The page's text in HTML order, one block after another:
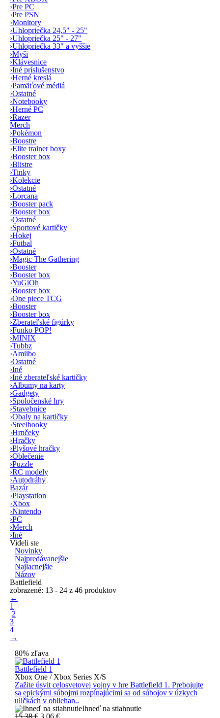
›Pre PC
›Pre PSN
›Monitory
›Uhlopriečka 24,5" - 25"
›Uhlopriečka 25" - 27"
›Uhlopriečka 33" a vyššie
›Myši
›Klávesnice
›Iné príslušenstvo
›Herné kreslá
›Pamäťové médiá
›Ostatné
›Notebooky
›Herné PC
›Razer
Merch
›Pokémon
›Boostre
›Elite trainer boxy
›Booster box
›Blistre
›Tinky
›Kolekcie
›Ostatné
›Lorcana
›Booster pack
›Booster box
›Ostatné
›Športové kartičky
›Hokej
›Futbal
›Ostatné
›Magic The Gathering
›Booster
›Booster box
›YuGiOh
›Booster box
›One piece TCG
›Booster
›Booster box
›Zberateľské figúrky
›Funko POP!
›MINIX
›Tubbz
›Amiibo
›Ostatné
›Iné
›Iné zberateľské kartičky
›Albumy na karty
›Gadgety
›Spoločenské hry
›Stavebnice
›Obaly na kartičky
›Steelbooky
›Hrnčeky
›Hračky
›Plyšové hračky
›Oblečenie
›Puzzle
›RC modely
›Autodráhy
Bazár
›Playstation
›Xbox
›Nintendo
›PC
›Merch
›Iné
Videli ste
Novinky
Najpredávanejšie
Najlacnejšie
Názov
Battlefield
zobrazené: 13 - 24 z 46 produktov
←
1
2
3
4
→
80% zľava
Battlefield 1
Xbox One / Xbox Series X/S
Zažite úsvit celosvetovej vojny v hre Battlefield 1. Prebojujte
sa epickými súbojmi rozpínajúcimi sa od súbojov v úzkych
uličkách v obliehan..
Ihneď na stiahnutie
15.38 € 3.06 €